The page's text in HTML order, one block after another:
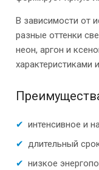
В зависимости от
разные оттенки
неон, аргон и
характеристиками
интенсивное и
длительный
низкое